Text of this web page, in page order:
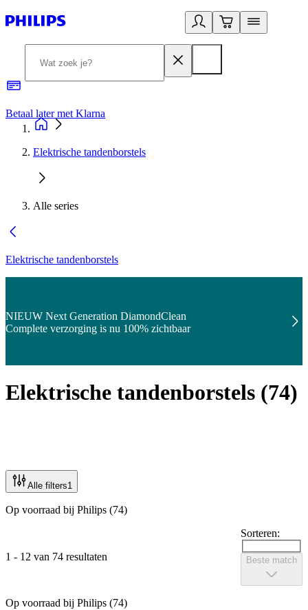
Betaal later met Klarna
Elektrische tandenborstels
Alle series
Elektrische tandenborstels
NIEUW Next Generation DiamondClean
Complete verzorging is nu 100% zichtbaar
Elektrische tandenborstels (74)
Alle filters1
Op voorraad bij Philips (74)
1 - 12 van 74 resultaten
Sorteren:
Beste match
Op voorraad bij Philips (74)